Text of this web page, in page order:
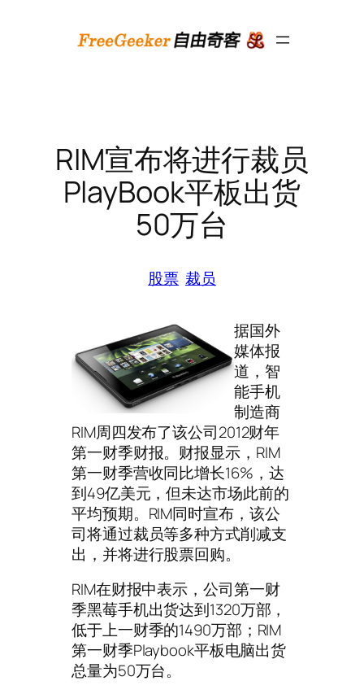
RIM宣布将进行裁员
PlayBook平板出货
50万台
股票 裁员
据国外
媒体报
道，智
能手机
制造商
RIM周四发布了该公司2012财年
第一财季财报。财报显示，RIM
第一财季营收同比增长16%，达
到49亿美元，但未达市场此前的
平均预期。RIM同时宣布，该公
司将通过裁员等多种方式削减支
出，并将进行股票回购。
RIM在财报中表示，公司第一财
季黑莓手机出货达到1320万部，
低于上一财季的1490万部；RIM
第一财季Playbook平板电脑出货
总量为50万台。